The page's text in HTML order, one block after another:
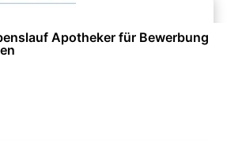
Apotheker für Bewerbung